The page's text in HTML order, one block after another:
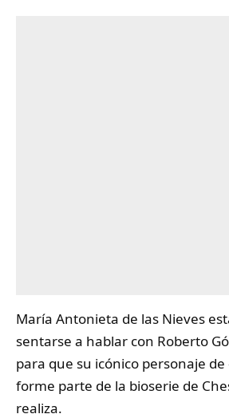
María Antonieta de las Nieves
sentarse a hablar con Roberto
para que su icónico personaje
forme parte de la bioserie de
realiza.